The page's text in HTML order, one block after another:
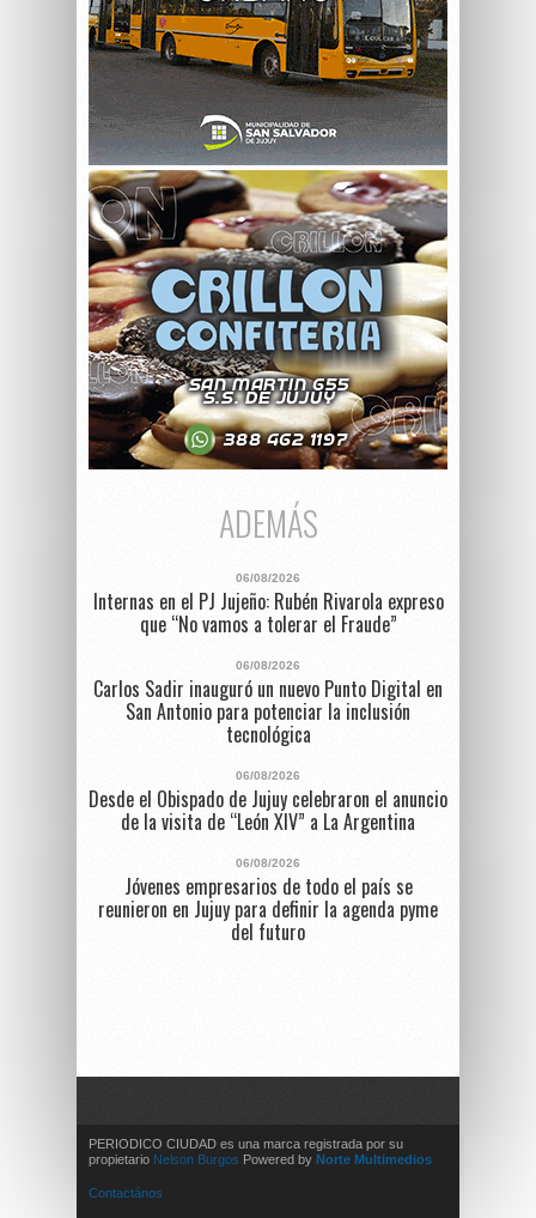
ADEMÁS
06/08/2026
Internas en el PJ Jujeño: Rubén Rivarola expreso
que “No vamos a tolerar el Fraude”
06/08/2026
Carlos Sadir inauguró un nuevo Punto Digital en
San Antonio para potenciar la inclusión
tecnológica
06/08/2026
Desde el Obispado de Jujuy celebraron el anuncio
de la visita de “León XIV” a La Argentina
06/08/2026
Jóvenes empresarios de todo el país se
reunieron en Jujuy para definir la agenda pyme
del futuro
PERIODICO CIUDAD es una marca registrada por su
propietario Nelson Burgos Powered by Norte Multimedios
Contactános